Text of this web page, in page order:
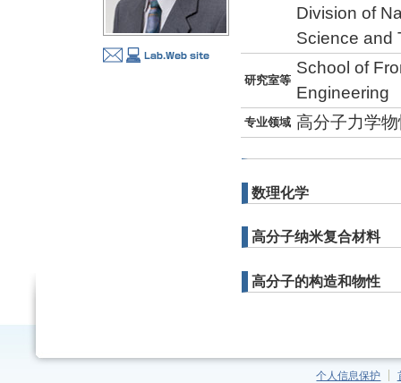
Division of
Science and
研究室等
School of
Engineering
专业领域 高分子力学
数理化学
高分子纳米复合材料
高分子的构造和物性
个人信息保护